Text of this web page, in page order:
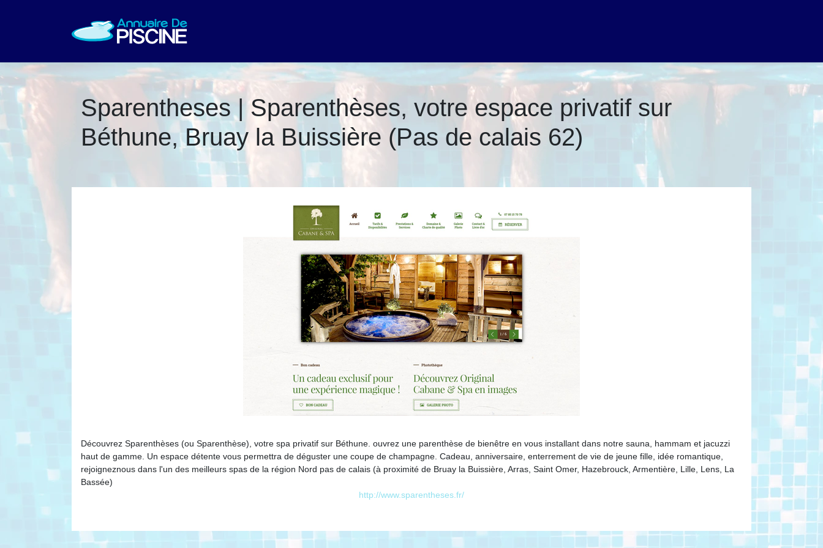
Sparenthe­ses | Spa­renthèses, votre espace privatif sur
Béthune, Bruay la Buissière (Pas de calais 62)
Découvrez Sparenthèses (ou Sparenthèse), votre spa privatif sur Béthune. ouvrez une parenthèse de bienêtre en vous installant dans notre sauna, hammam et jacuzzi
haut de gamme. Un espace détente vous permettra de déguster une coupe de champagne. Cadeau, anniversaire, enterrement de vie de jeune fille, idée romantique,
rejoigneznous dans l'un des meilleurs spas de la région Nord pas de calais (à proximité de Bruay la Buissière, Arras, Saint Omer, Hazebrouck, Armentière, Lille, Lens, La
Bassée)
http://www.sparentheses.fr/